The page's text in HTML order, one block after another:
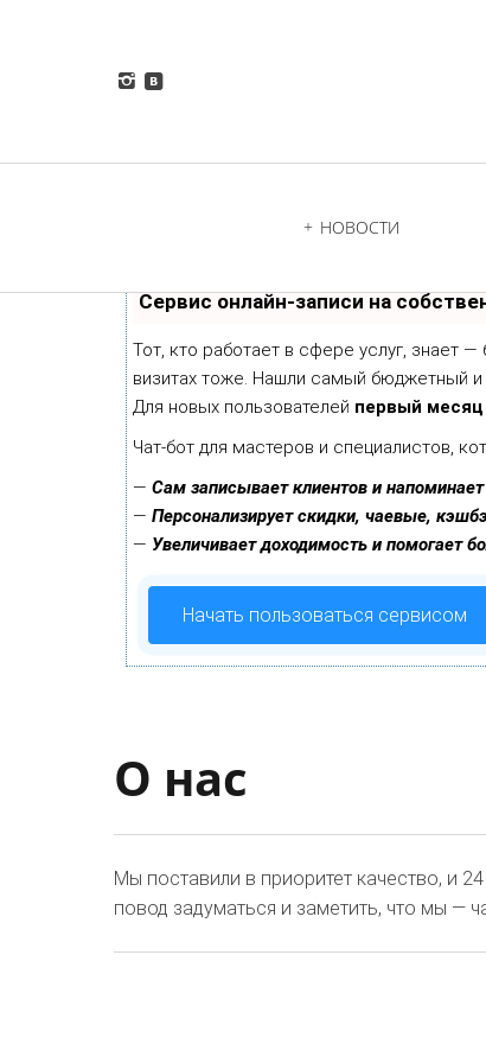
НОВОСТИ
Сервис онлайн-записи на
Тот, кто работает в сфере услуг, знает
визитах тоже. Нашли самый бюджетный и
Для новых пользователей первый месяц
Чат-бот для мастеров и специалистов,
— Сам записывает клиентов и
— Персонализирует скидки, чаевые,
— Увеличивает доходимость и помогает
Начать пользоваться сервисом
О нас
Мы поставили в приоритет качество, и
повод задуматься и заметить, что мы —